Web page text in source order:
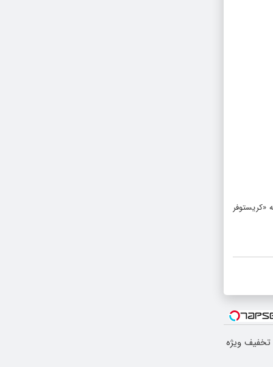
«کریستوفر
با 10 میلیون تخفیف ویژه